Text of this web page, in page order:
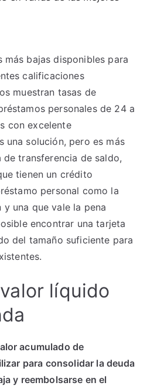
más bajas disponibles para
calificaciones
muestran tasas de
personales de 24 a
con excelente
una solución, pero es más
transferencia de saldo,
tienen un crédito
personal como la
una que vale la pena
encontrar una tarjeta
del tamaño suficiente para
líquido
acumulado de
para consolidar la deuda
y reembolsarse en el